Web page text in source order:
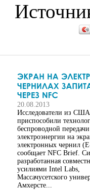
20.08.2013
Исследователи из США
приспособили
беспроводной передачи
электроэнергии на
электронных чернил
сообщает NFC Brief.
разработанная
усилиями Intel Labs,
Массачусетского
Амхерсте...